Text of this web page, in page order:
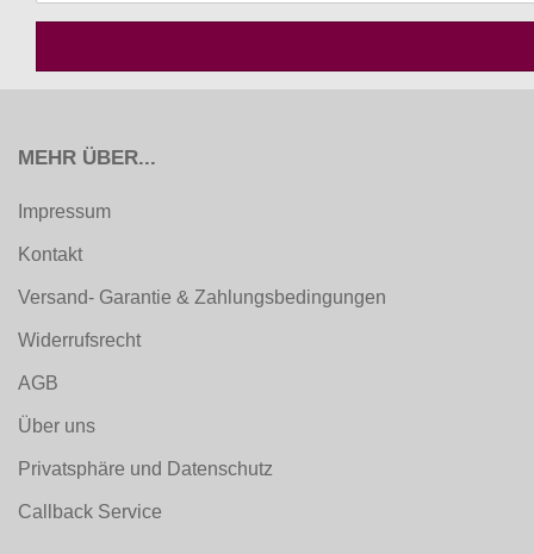
MEHR ÜBER...
Impressum
Kontakt
Versand- Garantie & Zahlungsbedingungen
Widerrufsrecht
AGB
Über uns
Privatsphäre und Datenschutz
Callback Service